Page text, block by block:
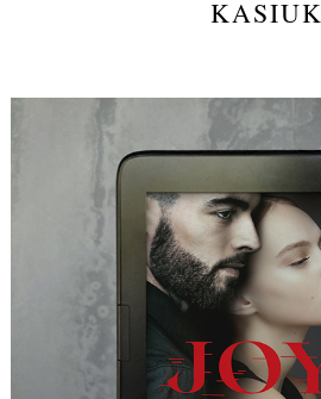
KASIUK